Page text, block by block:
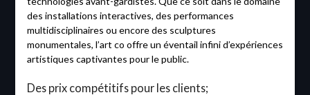
des installations interactives, des performances
multidisciplinaires ou encore des sculptures
monumentales, l’art co offre un éventail infini d’expériences
artistiques captivantes pour le public.
Des prix compétitifs pour les clients;